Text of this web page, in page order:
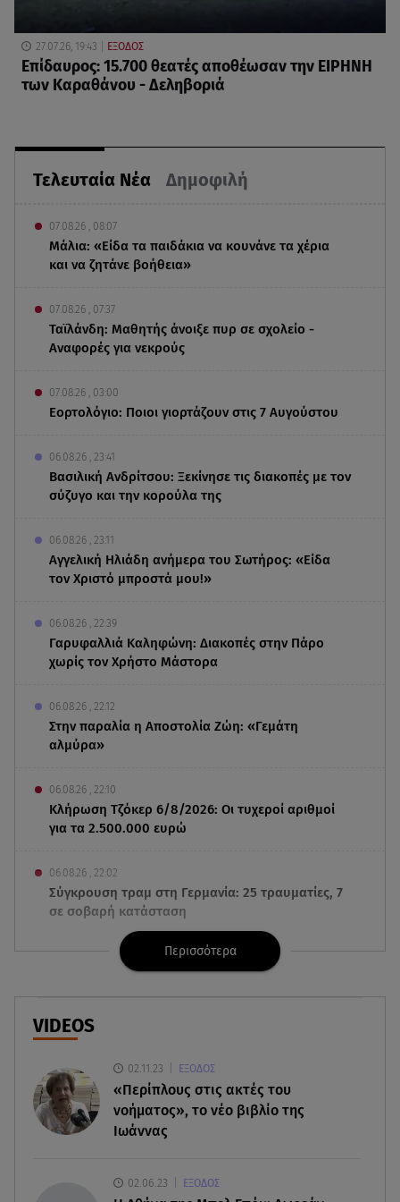
Τελευταία Νέα Δημοφιλή
07.08.26 , 08:07
Μάλια: «Είδα τα παιδάκια να κουνάνε τα χέρια
και να ζητάνε βοήθεια»
07.08.26 , 07:37
Ταϊλάνδη: Μαθητής άνοιξε πυρ σε σχολείο -
Αναφορές για νεκρούς
07.08.26 , 03:00
Εορτολόγιο: Ποιοι γιορτάζουν στις 7 Αυγούστου
06.08.26 , 23:41
Βασιλική Ανδρίτσου: Ξεκίνησε τις διακοπές με τον
σύζυγο και την κορούλα της
06.08.26 , 23:11
Αγγελική Ηλιάδη ανήμερα του Σωτήρος: «Είδα
τον Χριστό μπροστά μου!»
06.08.26 , 22:39
Γαρυφαλλιά Καληφώνη: Διακοπές στην Πάρο
χωρίς τον Χρήστο Μάστορα
06.08.26 , 22:12
Στην παραλία η Αποστολία Ζώη: «Γεμάτη
αλμύρα»
06.08.26 , 22:10
Κλήρωση Τζόκερ 6/8/2026: Οι τυχεροί αριθμοί
για τα 2.500.000 ευρώ
06.08.26 , 22:02
Σύγκρουση τραμ στη Γερμανία: 25 τραυματίες, 7
σε σοβαρή κατάσταση
06.08.26 , 21:59
Νέες τουρκικές προκλήσεις στο Αιγαίο -
Αερομαχία με ελληνικά F-16
06.08.26 , 21:31
Τροχαίο για τον Mike - Η ανακοίνωση του ράπερ
στα social media
06.08.26 , 21:22
Ισραήλ - Κύπρος - Κρήτη: Το μεγαλύτερο
Περισσότερα
VIDEOS
02.11.23 ΕΞΟΔΟΣ
«Περίπλους στις ακτές του
νοήματος», το νέο βιβλίο της
Ιωάννας
02.06.23 ΕΞΟΔΟΣ
27.07.26, 19:43 ΕΞΟΔΟΣ
Επίδαυρος: 15.700 θεατές αποθέωσαν την ΕΙΡΗΝΗ
των Καραθάνου - Δεληβοριά